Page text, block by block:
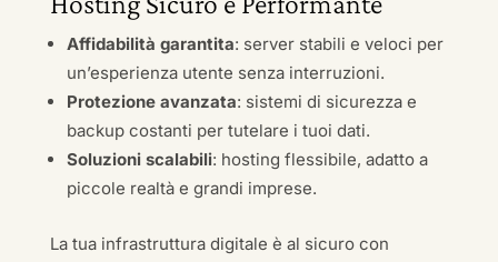
Affidabilità garantita: server stabili e veloci per
un’esperienza utente senza interruzioni.
Protezione avanzata: sistemi di sicurezza e
backup costanti per tutelare i tuoi dati.
Soluzioni scalabili: hosting flessibile, adatto a
piccole realtà e grandi imprese.
La tua infrastruttura digitale è al sicuro con